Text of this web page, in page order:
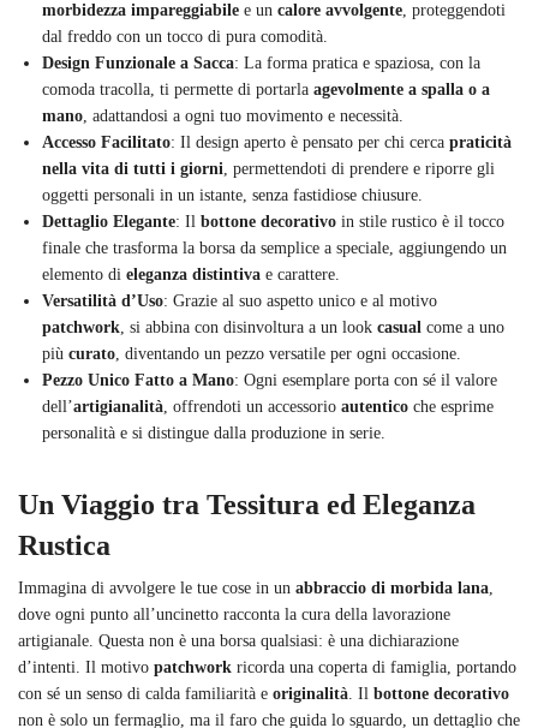
morbidezza impareggiabile e un calore avvolgente, proteggendoti
dal freddo con un tocco di pura comodità.
Design Funzionale a Sacca: La forma pratica e spaziosa, con la
comoda tracolla, ti permette di portarla agevolmente a spalla o a
mano, adattandosi a ogni tuo movimento e necessità.
Accesso Facilitato: Il design aperto è pensato per chi cerca praticità
nella vita di tutti i giorni, permettendoti di prendere e riporre gli
oggetti personali in un istante, senza fastidiose chiusure.
Dettaglio Elegante: Il bottone decorativo in stile rustico è il tocco
finale che trasforma la borsa da semplice a speciale, aggiungendo un
elemento di eleganza distintiva e carattere.
Versatilità d’Uso: Grazie al suo aspetto unico e al motivo
patchwork, si abbina con disinvoltura a un look casual come a uno
più curato, diventando un pezzo versatile per ogni occasione.
Pezzo Unico Fatto a Mano: Ogni esemplare porta con sé il valore
dell’artigianalità, offrendoti un accessorio autentico che esprime
personalità e si distingue dalla produzione in serie.
Un Viaggio tra Tessitura ed Eleganza
Rustica
Immagina di avvolgere le tue cose in un abbraccio di morbida lana,
dove ogni punto all’uncinetto racconta la cura della lavorazione
artigianale. Questa non è una borsa qualsiasi: è una dichiarazione
d’intenti. Il motivo patchwork ricorda una coperta di famiglia, portando
con sé un senso di calda familiarità e originalità. Il bottone decorativo
non è solo un fermaglio, ma il faro che guida lo sguardo, un dettaglio che